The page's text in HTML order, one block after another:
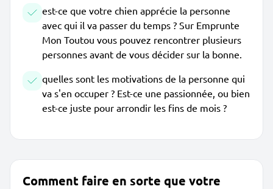
est-ce que votre chien apprécie la personne
avec qui il va passer du temps ? Sur Emprunte
Mon Toutou vous pouvez rencontrer plusieurs
personnes avant de vous décider sur la bonne.
quelles sont les motivations de la personne qui
va s'en occuper ? Est-ce une passionnée, ou bien
est-ce juste pour arrondir les fins de mois ?
Comment faire en sorte que votre